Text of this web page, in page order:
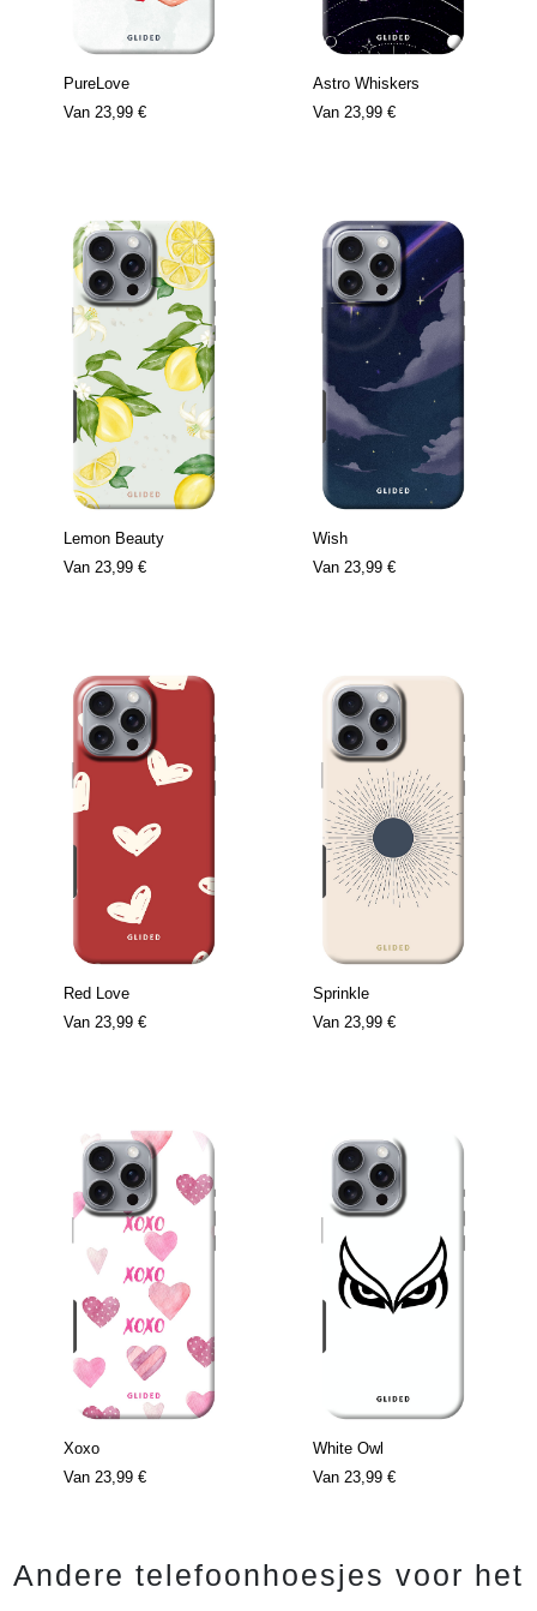
PureLove
Van 23,99 €
Astro Whiskers
Van 23,99 €
Lemon Beauty
Van 23,99 €
Wish
Van 23,99 €
Red Love
Van 23,99 €
Sprinkle
Van 23,99 €
Xoxo
Van 23,99 €
White Owl
Van 23,99 €
Andere telefoonhoesjes voor het